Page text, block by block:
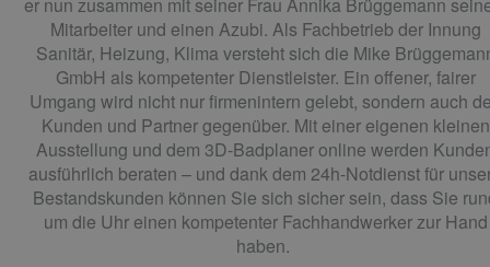
Mitarbeiter und einen Azubi. Als Fachbetrieb der Innung
Sanitär, Heizung, Klima versteht sich die Mike
GmbH als kompetenter Dienstleister. Ein offener, fairer
Umgang wird nicht nur firmenintern gelebt, sondern auch
Kunden und Partner gegenüber. Mit einer eigenen kleinen
Ausstellung und dem 3D-Badplaner online werden
ausführlich beraten – und dank dem 24h-Notdienst für
Bestandskunden können Sie sich sicher sein, dass Sie
um die Uhr einen kompetenter Fachhandwerker zur Hand
haben.